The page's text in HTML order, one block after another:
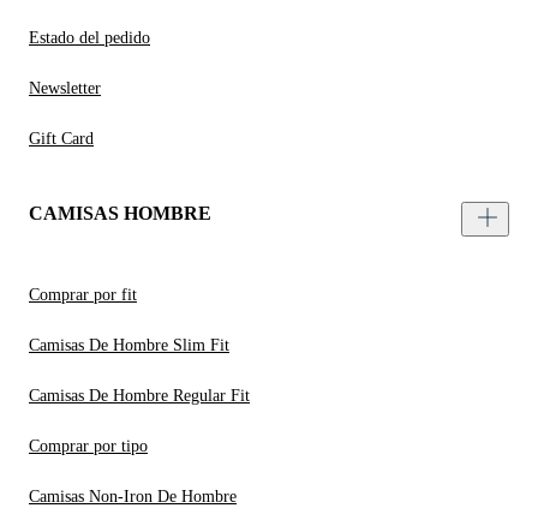
Estado del pedido
Newsletter
Gift Card
CAMISAS HOMBRE
Comprar por fit
Camisas De Hombre Slim Fit
Camisas De Hombre Regular Fit
Comprar por tipo
Camisas Non-Iron De Hombre